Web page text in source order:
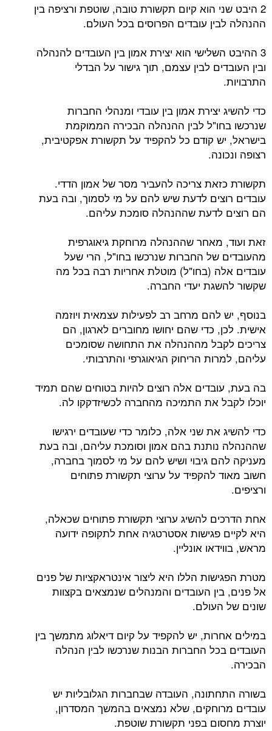
2 היבט שני הוא קיום תקשורת טובה, שוטפת ורציפה בין
ההנהלה לבין עובדים הפרוסים בכל העולם.
3 ההיבט השלישי הוא יצירת אמון בין העובדים להנהלה
ובין העובדים לבין עצמם, תוך גישור על הבדלי
התרבויות.
כדי להשיג יצירת אמון בין עובדי ומנהלי החברות
שנרכשו בחו"ל לבין ההנהלה הבכירה הממוקמת
בישראל, יש קודם כל להקפיד על תקשורת אפקטיבית,
רצופה ונכונה.
תקשורת כזאת צריכה להעביר מסר של אמון הדדי.
עובדים רוצים לדעת שיש להם על מי לסמוך, ובה בעת
הם רוצים לדעת שההנהלה סומכת עליהם.
זאת ועוד, מאחר שההנהלה מרוחקת גיאוגרפית
מהעובדים של החברות שנרכשו בחו"ל, הרי שעל
עובדים אלה (בחו"ל) מוטלת אחריות רבה בכל מה
שקשור להשגת יעדי החברה.
בנוסף, יש להם מרחב רב לפעילות עצמאית ויוזמה
אישית. לכן, כדי שהם יחושו מחוברים לארגון, הם
צריכים לקבל מההנהלה את התחושה שסומכים
עליהם, למרות הריחוק הגיאוגרפי והתרבותי.
בה בעת, עובדים אלה רוצים להיות בטוחים שהם תמיד
יוכלו לקבל את התמיכה מהחברה לכשיזדקקו לה.
כדי להשיג את שני אלה, כלומר כדי שעובדים ירגישו
שההנהלה נותנת בהם אמון וסומכת עליהם, ובה בעת
מעניקה להם גיבוי ושיש להם על מי לסמוך בחברה,
חשוב מאוד להקפיד על ערוצי תקשורת פתוחים
ורציפים.
אחת הדרכים להשיג ערוצי תקשורת פתוחים שכאלה,
היא לקיים פגישות אסטרטגיה אחת לתקופה ידועה
מראש, בווידאו אונליין.
מטרת הפגישות הללו היא ליצור אינטראקציות של פנים
אל פנים, בין העובדים והמנהלים שנמצאים בקצוות
שונים של העולם.
במילים אחרות, יש להקפיד על קיום דיאלוג מתמשך בין
העובדים בכל החברות הבנות שנרכשו לבין הנהלה
הבכירה.
בשורה התחתונה, העובדה שבחברות הגלובליות יש
עובדים מרוחקים, שלא נמצאים בהמשך המסדרון,
יוצרת מחסום בפני תקשורת שוטפת.